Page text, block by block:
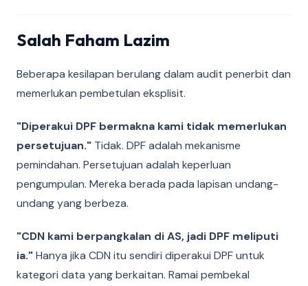
Salah Faham Lazim
Beberapa kesilapan berulang dalam audit penerbit dan
memerlukan pembetulan eksplisit.
"Diperakui DPF bermakna kami tidak memerlukan
persetujuan." Tidak. DPF adalah mekanisme
pemindahan. Persetujuan adalah keperluan
pengumpulan. Mereka berada pada lapisan undang-
undang yang berbeza.
"CDN kami berpangkalan di AS, jadi DPF meliputi
ia."Hanya jika CDN itu sendiri diperakui DPF untuk
kategori data yang berkaitan. Ramai pembekal